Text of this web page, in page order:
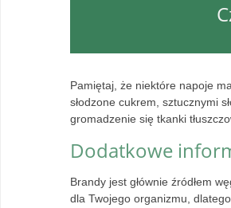
Pamiętaj, że niektóre napoje
słodzone cukrem, sztucznymi
gromadzenie się tkanki
Dodatkowe
Brandy jest głównie źródłem
dla Twojego organizmu,